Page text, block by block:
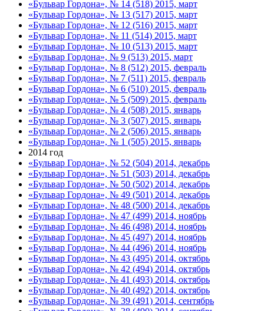
«Бульвар Гордона», № 14 (518) 2015, март
«Бульвар Гордона», № 13 (517) 2015, март
«Бульвар Гордона», № 12 (516) 2015, март
«Бульвар Гордона», № 11 (514) 2015, март
«Бульвар Гордона», № 10 (513) 2015, март
«Бульвар Гордона», № 9 (513) 2015, март
«Бульвар Гордона», № 8 (512) 2015, февраль
«Бульвар Гордона», № 7 (511) 2015, февраль
«Бульвар Гордона», № 6 (510) 2015, февраль
«Бульвар Гордона», № 5 (509) 2015, февраль
«Бульвар Гордона», № 4 (508) 2015, январь
«Бульвар Гордона», № 3 (507) 2015, январь
«Бульвар Гордона», № 2 (506) 2015, январь
«Бульвар Гордона», № 1 (505) 2015, январь
2014 год
«Бульвар Гордона», № 52 (504) 2014, декабрь
«Бульвар Гордона», № 51 (503) 2014, декабрь
«Бульвар Гордона», № 50 (502) 2014, декабрь
«Бульвар Гордона», № 49 (501) 2014, декабрь
«Бульвар Гордона», № 48 (500) 2014, декабрь
«Бульвар Гордона», № 47 (499) 2014, ноябрь
«Бульвар Гордона», № 46 (498) 2014, ноябрь
«Бульвар Гордона», № 45 (497) 2014, ноябрь
«Бульвар Гордона», № 44 (496) 2014, ноябрь
«Бульвар Гордона», № 43 (495) 2014, октябрь
«Бульвар Гордона», № 42 (494) 2014, октябрь
«Бульвар Гордона», № 41 (493) 2014, октябрь
«Бульвар Гордона», № 40 (492) 2014, октябрь
«Бульвар Гордона», № 39 (491) 2014, сентябрь